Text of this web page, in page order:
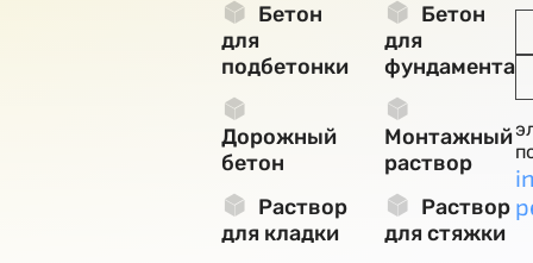
Бетон
для
подбетонки
Бетон
для
фундамента
Дорожный
бетон
Монтажный
раствор
Раствор
для кладки
Раствор
для стяжки